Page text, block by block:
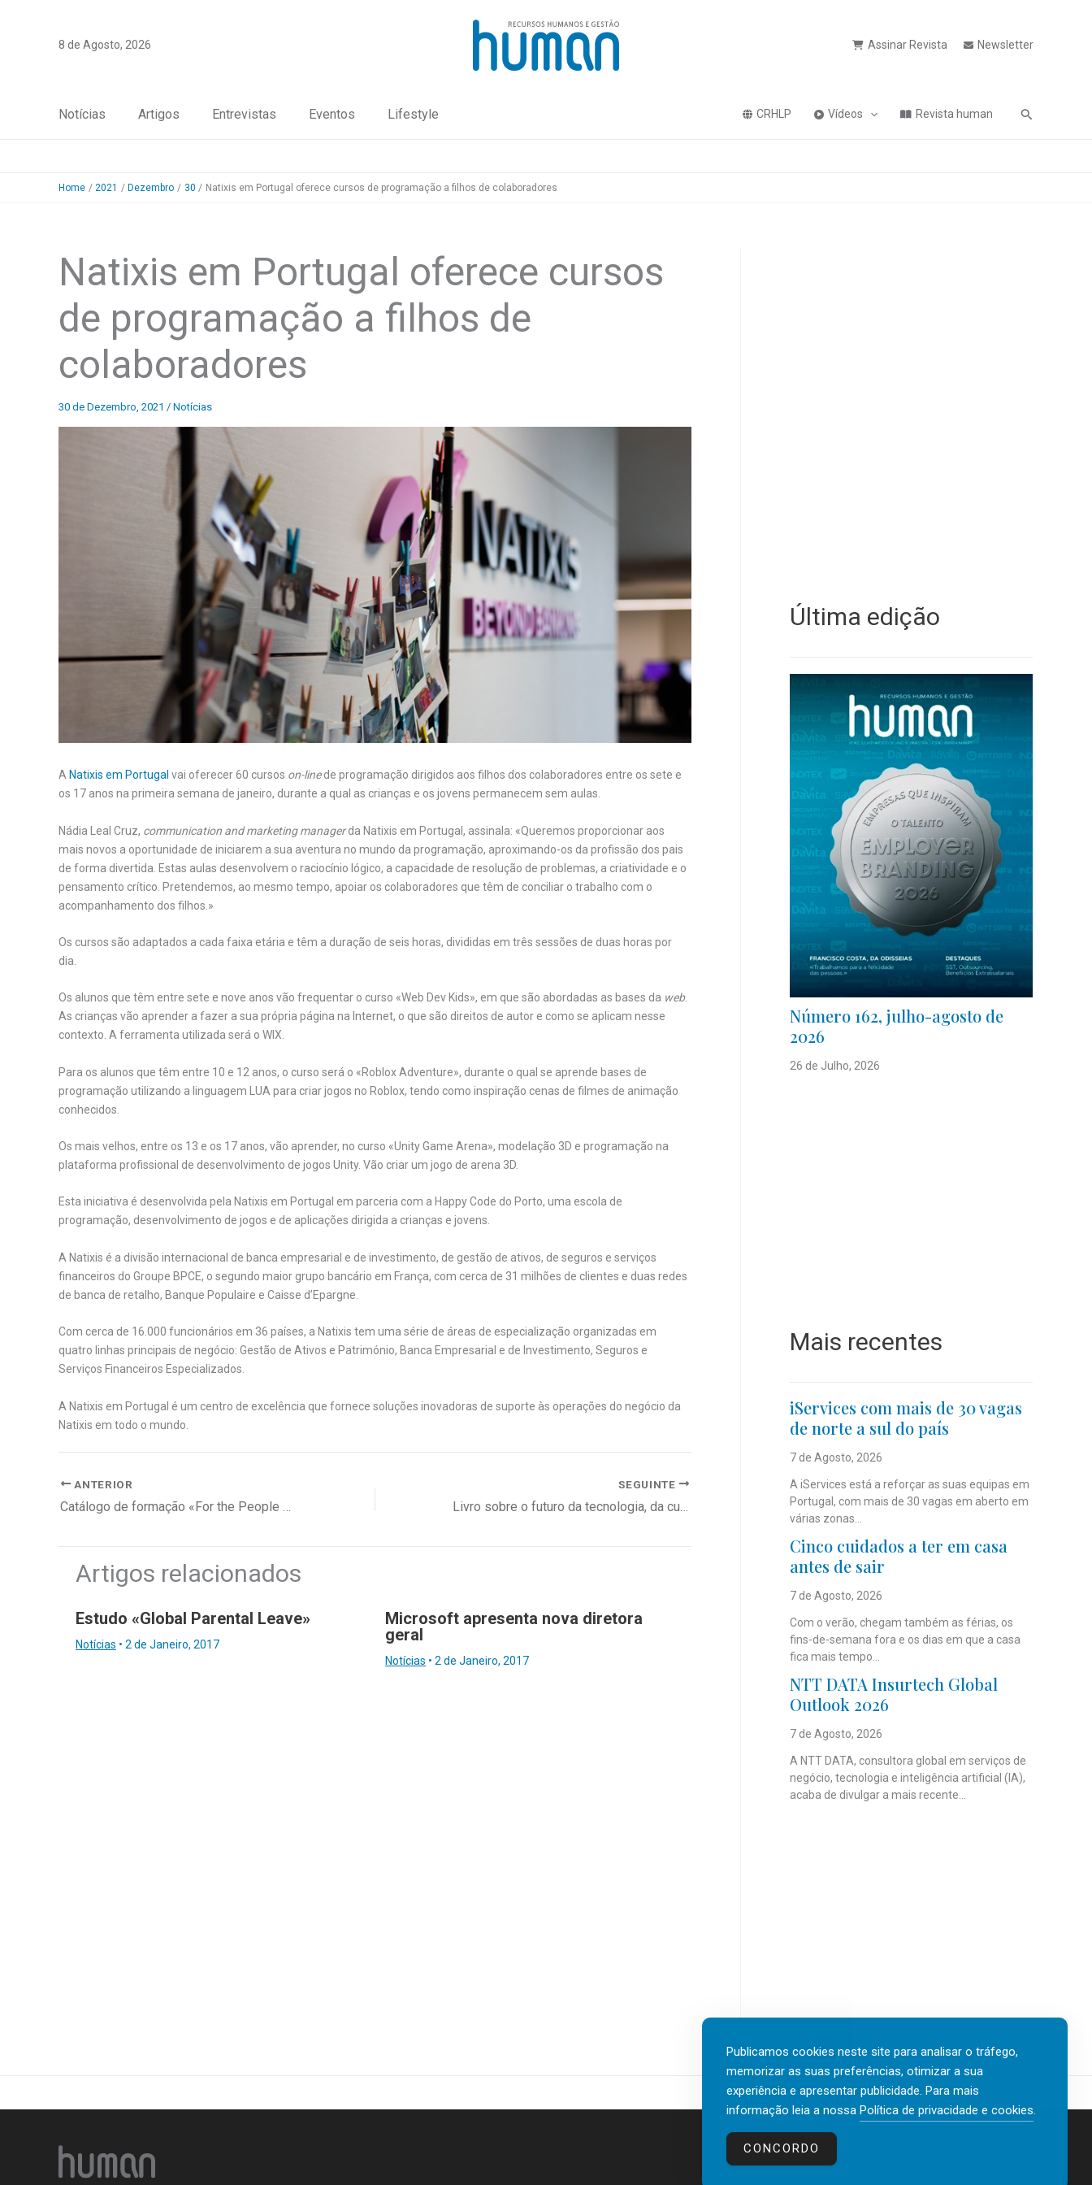
8 de Agosto, 2026 Assinar Revista Newsletter
Notícias Artigos Entrevistas Eventos Lifestyle CRHLP Vídeos Revista human Pesquisa
Home 2021 Dezembro 30 Natixis em Portugal oferece cursos de programação a filhos de colaboradores
Natixis em Portugal oferece cursos
de programação a filhos de
colaboradores
30 de Dezembro, 2021 / Notícias
A Natixis em Portugal vai oferecer 60 cursos on-linede programação dirigidos aos filhos dos colaboradores entre os sete e
os 17 anos na primeira semana de janeiro, durante a qual as crianças e os jovens permanecem sem aulas.
Nádia Leal Cruz, communication and marketing managerda Natixis em Portugal, assinala: «Queremos proporcionar aos
mais novos a oportunidade de iniciarem a sua aventura no mundo da programação, aproximando-os da profissão dos pais
de forma divertida. Estas aulas desenvolvem o raciocínio lógico, a capacidade de resolução de problemas, a criatividade e o
pensamento crítico. Pretendemos, ao mesmo tempo, apoiar os colaboradores que têm de conciliar o trabalho com o
acompanhamento dos filhos.»
Os cursos são adaptados a cada faixa etária e têm a duração de seis horas, divididas em três sessões de duas horas por
dia.
Os alunos que têm entre sete e nove anos vão frequentar o curso «Web Dev Kids», em que são abordadas as bases da web.
As crianças vão aprender a fazer a sua própria página na Internet, o que são direitos de autor e como se aplicam nesse
contexto. A ferramenta utilizada será o WIX.
Para os alunos que têm entre 10 e 12 anos, o curso será o «Roblox Adventure», durante o qual se aprende bases de
programação utilizando a linguagem LUA para criar jogos no Roblox, tendo como inspiração cenas de filmes de animação
conhecidos.
Os mais velhos, entre os 13 e os 17 anos, vão aprender, no curso «Unity Game Arena», modelação 3D e programação na
plataforma profissional de desenvolvimento de jogos Unity. Vão criar um jogo de arena 3D.
Esta iniciativa é desenvolvida pela Natixis em Portugal em parceria com a Happy Code do Porto, uma escola de
programação, desenvolvimento de jogos e de aplicações dirigida a crianças e jovens.
A Natixis é a divisão internacional de banca empresarial e de investimento, de gestão de ativos, de seguros e serviços
financeiros do Groupe BPCE, o segundo maior grupo bancário em França, com cerca de 31 milhões de clientes e duas redes
de banca de retalho, Banque Populaire e Caisse d’Epargne.
Com cerca de 16.000 funcionários em 36 países, a Natixis tem uma série de áreas de especialização organizadas em
quatro linhas principais de negócio: Gestão de Ativos e Património, Banca Empresarial e de Investimento, Seguros e
Serviços Financeiros Especializados.
A Natixis em Portugal é um centro de excelência que fornece soluções inovadoras de suporte às operações do negócio da
Natixis em todo o mundo.
ANTERIOR
Catálogo de formação «For the People 2022», da High Skills
SEGUINTE
Livro sobre o futuro da tecnologia, da cultura e da liderança
Artigos relacionados
Estudo «Global Parental Leave»
Notícias • 2 de Janeiro, 2017
Microsoft apresenta nova diretora
geral
Notícias • 2 de Janeiro, 2017
Última edição
Número 162, julho-agosto de
2026
26 de Julho, 2026
Mais recentes
iServices com mais de 30 vagas
de norte a sul do país
7 de Agosto, 2026
A iServices está a reforçar as suas equipas em
Portugal, com mais de 30 vagas em aberto em
várias zonas...
Cinco cuidados a ter em casa
antes de sair
7 de Agosto, 2026
Com o verão, chegam também as férias, os
fins-de-semana fora e os dias em que a casa
fica mais tempo...
NTT DATA Insurtech Global
Outlook 2026
7 de Agosto, 2026
A NTT DATA, consultora global em serviços de
negócio, tecnologia e inteligência artificial (IA),
acaba de divulgar a mais recente...
Contactos
Publicamos cookies neste site para analisar o tráfego,
memorizar as suas preferências, otimizar a sua
experiência e apresentar publicidade. Para mais
informação leia a nossa Política de privacidade e cookies.
CONCORDO